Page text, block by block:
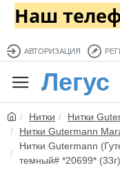
Наш
АВТОРИЗАЦИЯ
Легус
Нитки Нитки
Нитки Gutermann
Нитки Gutermann
темный# *20699* (33г)